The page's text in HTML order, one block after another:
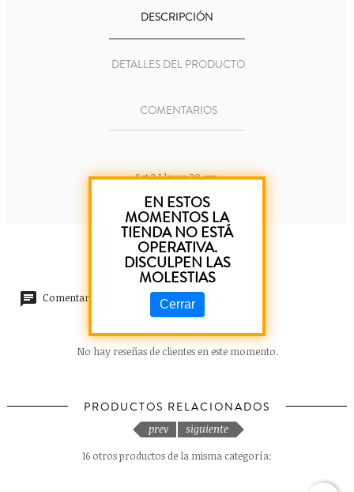
DESCRIPCIÓN
DETALLES DEL PRODUCTO
COMENTARIOS
Set 3 Llaves 20 cm.
Comentarios (0)
No hay reseñas de clientes en este momento.
PRODUCTOS RELACIONADOS
16 otros productos de la misma categoría:
prev siguiente
EN ESTOS
MOMENTOS LA
TIENDA NO ESTÁ
OPERATIVA.
DISCULPEN LAS
MOLESTIAS
Cerrar